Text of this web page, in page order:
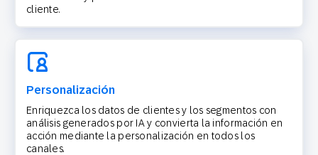
cliente.
Personalización
Enriquezca los datos de clientes y los segmentos con
análisis generados por IA y convierta la información en
acción mediante la personalización en todos los
canales.